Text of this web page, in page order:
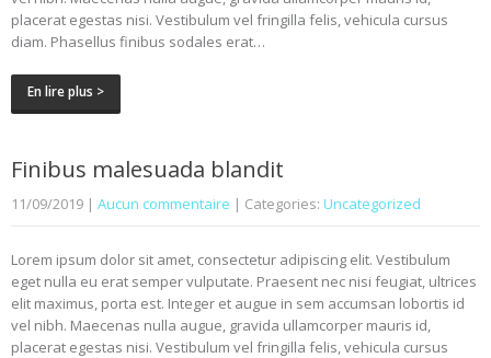
placerat egestas nisi. Vestibulum vel fringilla felis, vehicula cursus
diam. Phasellus finibus sodales erat…
En lire plus >
Finibus malesuada blandit
11/09/2019 | Aucun commentaire | Categories: Uncategorized
Lorem ipsum dolor sit amet, consectetur adipiscing elit. Vestibulum
eget nulla eu erat semper vulputate. Praesent nec nisi feugiat, ultrices
elit maximus, porta est. Integer et augue in sem accumsan lobortis id
vel nibh. Maecenas nulla augue, gravida ullamcorper mauris id,
placerat egestas nisi. Vestibulum vel fringilla felis, vehicula cursus